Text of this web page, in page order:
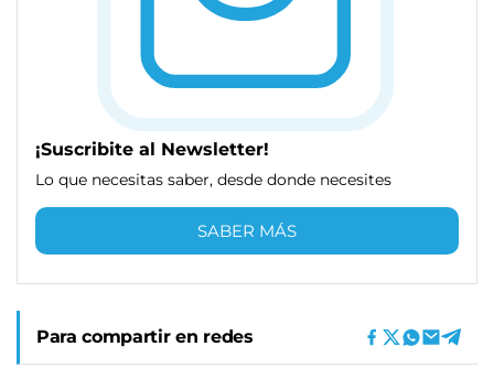
¡Suscribite al Newsletter!
Lo que necesitas saber, desde donde necesites
SABER MÁS
Para compartir en redes